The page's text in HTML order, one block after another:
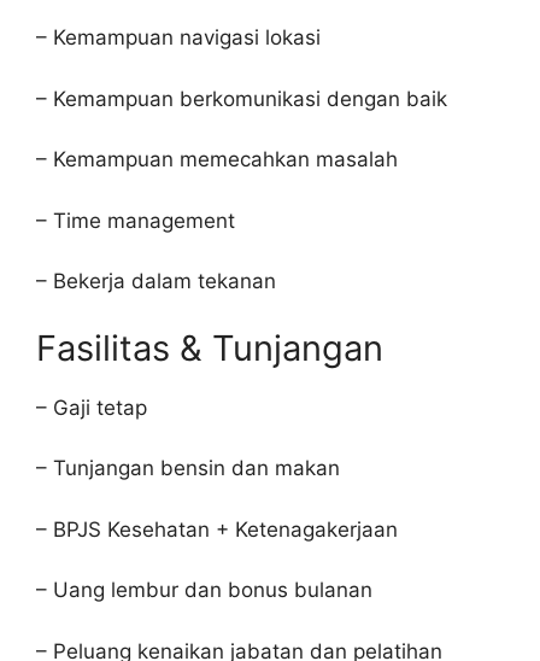
– Kemampuan navigasi lokasi
– Kemampuan berkomunikasi dengan baik
– Kemampuan memecahkan masalah
– Time management
– Bekerja dalam tekanan
Fasilitas & Tunjangan
– Gaji tetap
– Tunjangan bensin dan makan
– BPJS Kesehatan + Ketenagakerjaan
– Uang lembur dan bonus bulanan
– Peluang kenaikan jabatan dan pelatihan